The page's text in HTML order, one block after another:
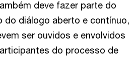
deve fazer parte do
do diálogo aberto e contínuo,
ser ouvidos e envolvidos
do processo de